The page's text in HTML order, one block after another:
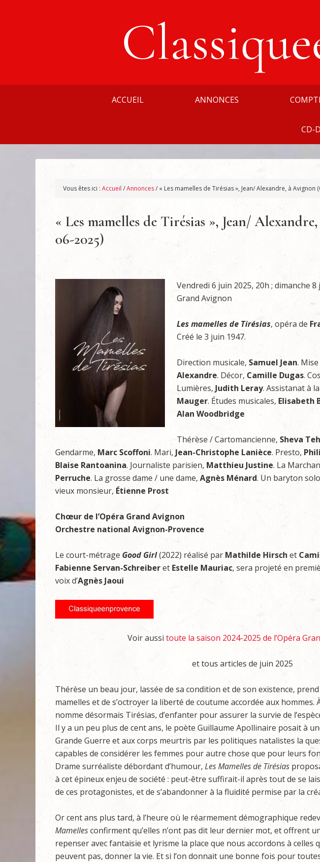
ACCUEIL ANNONCES
CD-
Vous êtes ici : Accueil /Annonces/ « Les mamelles de Tirésias », Jean/ Alexandre, à Avignon
« Les mamelles de Tirésias », Jean/
06-2025)
Vendredi 6 juin 2025, 20h ; dimanche
Grand Avignon
Les mamelles de Tirésias, opéra de
Créé le 3 juin 1947.
Direction musicale, Samuel Jean.
Alexandre. Décor, Camille Dugas.
Lumières, Judith Leray. Assistanat à
Mauger. Études musicales, Elisabeth
Alan Woodbridge
Thérèse / Cartomancienne, Sheva
Gendarme, Marc Scoffoni. Mari, Jean-Christophe Lanièce. Presto,
Blaise Rantoanina. Journaliste parisien, Matthieu Justine. La
Perruche. La grosse dame / une dame, Agnès Ménard. Un baryton
vieux monsieur,Étienne Prost
Chœur de l’Opéra Grand Avignon
Orchestre national Avignon-Provence
Le court-métrage Good Girl(2022) réalisé par Mathilde Hirsch et
Fabienne Servan-Schreiberet Estelle Mauriac, sera projeté en
voix d’Agnès Jaoui
Voir aussi toute la saison 2024-2025 de l’Opéra
et tous articles de juin 2025
Thérèse un beau jour, lassée de sa condition et de son existence, prend
mamelles et de s’octroyer la liberté de coutume accordée aux hommes.
nomme désormais Tirésias, d’enfanter pour assurer la survie de
Il y a un peu plus de cent ans, le poète Guillaume Apollinaire posait à
Grande Guerre et aux corps meurtris par les politiques natalistes la
capables de considérer les femmes pour autre chose que pour leurs
Drame surréaliste débordant d’humour, Les Mamelles de Tirésias
à cet épineux enjeu de société : peut-être suffirait-il après tout de se
de ces protagonistes, et de s’abandonner à la fluidité permise par la
Or cent ans plus tard, à l’heure où le réarmement démographique
Mamellesconfirment qu’elles n’ont pas dit leur dernier mot, et offrent
repenser avec fantaisie et lyrisme la place que nous accordons à celles
peuvent pas, donner la vie. Et si l’on donnait une bonne fois pour